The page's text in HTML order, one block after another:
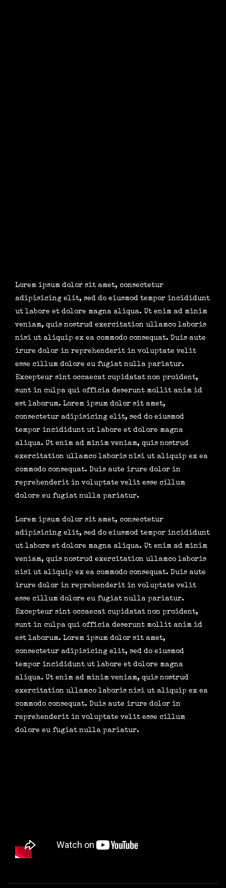
Lorem ipsum dolor sit amet, consectetur
adipisicing elit, sed do eiusmod tempor incididunt
ut labore et dolore magna aliqua. Ut enim ad minim
veniam, quis nostrud exercitation ullamco laboris
nisi ut aliquip ex ea commodo consequat. Duis aute
irure dolor in reprehenderit in voluptate velit
esse cillum dolore eu fugiat nulla pariatur.
Excepteur sint occaecat cupidatat non proident,
sunt in culpa qui officia deserunt mollit anim id
est laborum. Lorem ipsum dolor sit amet,
consectetur adipisicing elit, sed do eiusmod
tempor incididunt ut labore et dolore magna
aliqua. Ut enim ad minim veniam, quis nostrud
exercitation ullamco laboris nisi ut aliquip ex ea
commodo consequat. Duis aute irure dolor in
reprehenderit in voluptate velit esse cillum
dolore eu fugiat nulla pariatur.
Lorem ipsum dolor sit amet, consectetur
adipisicing elit, sed do eiusmod tempor incididunt
ut labore et dolore magna aliqua. Ut enim ad minim
veniam, quis nostrud exercitation ullamco laboris
nisi ut aliquip ex ea commodo consequat. Duis aute
irure dolor in reprehenderit in voluptate velit
esse cillum dolore eu fugiat nulla pariatur.
Excepteur sint occaecat cupidatat non proident,
sunt in culpa qui officia deserunt mollit anim id
est laborum. Lorem ipsum dolor sit amet,
consectetur adipisicing elit, sed do eiusmod
tempor incididunt ut labore et dolore magna
aliqua. Ut enim ad minim veniam, quis nostrud
exercitation ullamco laboris nisi ut aliquip ex ea
commodo consequat. Duis aute irure dolor in
reprehenderit in voluptate velit esse cillum
dolore eu fugiat nulla pariatur.